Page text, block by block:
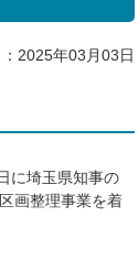
2025年03月03日
に埼玉県知事の
画整理事業を着